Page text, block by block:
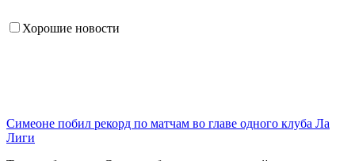
Хорошие новости
Симеоне побил рекорд по матчам во главе одного клуба Ла
Лиги